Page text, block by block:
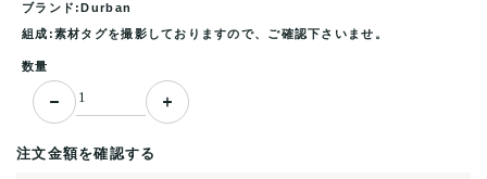
ブランド:Durban
組成:素材タグを撮影しておりますので、ご確認下さいませ。
数量
注文金額を確認する